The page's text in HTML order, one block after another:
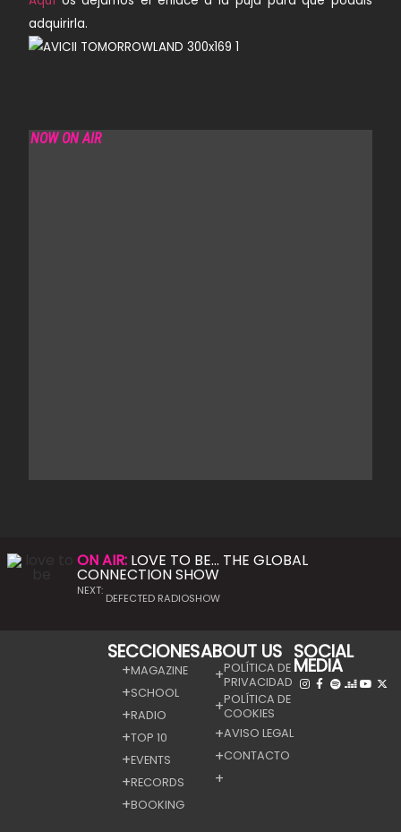
adquirirla.
NOW ON AIR
ON AIR:LOVE TO BE… THE GLOBAL
CONNECTION SHOW
NEXT:
DEFECTED RADIOSHOW
SECCIONES
MAGAZINE
SCHOOL
RADIO
TOP 10
EVENTS
RECORDS
BOOKING
ABOUT US
POLÍTICA DE
PRIVACIDAD
POLÍTICA DE
COOKIES
AVISO LEGAL
CONTACTO
SOCIAL
MEDIA